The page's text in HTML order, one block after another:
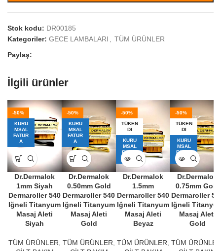
Stok kodu: DR00185
Kategoriler: GECE LAMBALARI
TÜM ÜRÜNLER
Paylaş:
İlgili ürünler
-50%
KURU
MSAL
FATUR
A
Dr.Dermalok
1mm Siyah
Dermaroller 540
Iğneli Titanyum
Masaj Aleti
Siyah
TÜM ÜRÜNLER
-50%
KURU
MSAL
FATUR
A
Dr.Dermalok
0.50mm Gold
Dermaroller 540
Iğneli Titanyum
Masaj Aleti
Gold
TÜM ÜRÜNLER
-50%
TÜKEN
DI
KURU
MSAL
FATUR
A
Dr.Dermalok
1.5mm
Dermaroller 540
Iğneli Titanyum
Masaj Aleti
Beyaz
TÜM ÜRÜNLER
-50%
TÜKEN
DI
KURU
MSAL
FATUR
A
Dr.Dermalok
0.75mm Gold
Dermaroller
Iğneli
Masaj Aleti
Gold
TÜM ÜRÜNLER